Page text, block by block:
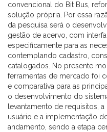
convencional do Bit Bus,
solução própria. Por essa
da pesquisa será o
gestão de acervo, com
especificamente para as
contemplando cadastro,
catalogados. No presente
ferramentas de mercado foi
e comparativa para as
o desenvolvimento do
levantamento de requisitos,
usuário e a implementação
andamento, sendo a etapa